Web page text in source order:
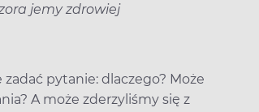
jemy zdrowiej
pytanie: dlaczego? Może
A może zderzyliśmy się z